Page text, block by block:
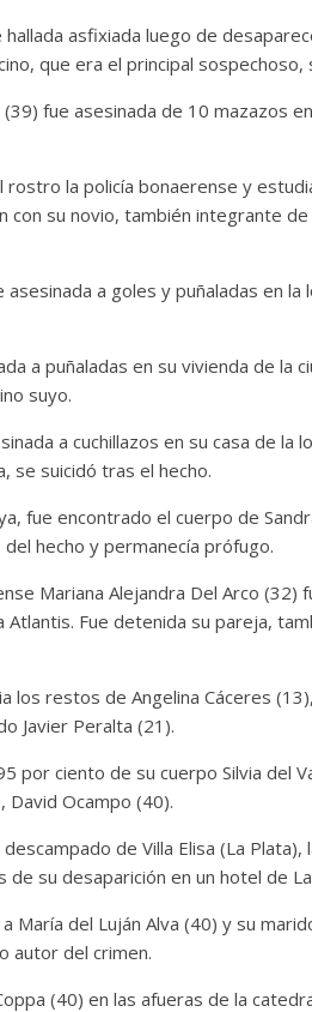
asfixiada luego de
que era el principal sospechoso,
(39) fue asesinada de 10 mazazos
rostro la policía bonaerense y
con su novio, también integrante
asesinada a goles y puñaladas en
a puñaladas en su vivienda de la
suyo.
a cuchillazos en su casa de la
se suicidó tras el hecho.
fue encontrado el cuerpo de
hecho y permanecía prófugo.
Mariana Alejandra Del Arco (32)
Atlantis. Fue detenida su pareja,
los restos de Angelina Cáceres
Javier Peralta (21).
por ciento de su cuerpo Silvia del
David Ocampo (40).
de Villa Elisa (La Plata),
su desaparición en un hotel de
María del Luján Alva (40) y su
autor del crimen.
(40) en las afueras de la